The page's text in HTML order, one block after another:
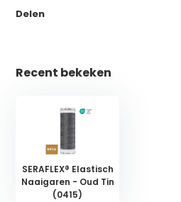
Delen
Recent bekeken
SERAFLEX® Elastisch
Naaigaren - Oud Tin
(0415)